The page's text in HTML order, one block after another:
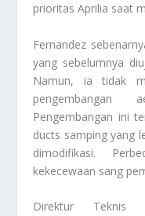
prioritas Aprilia saat
Fernandez
yang sebelumnya
Namun, ia tidak
pengembangan
Pengembangan ini
ducts samping yang
dimodifikasi.
kekecewaan sang
Direktur Teknis